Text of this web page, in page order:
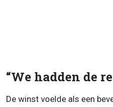
“We hadden de
De winst voelde als een